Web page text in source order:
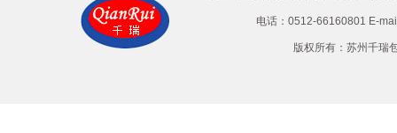
电话：0512-66160801 E-
版权所有：苏州千瑞